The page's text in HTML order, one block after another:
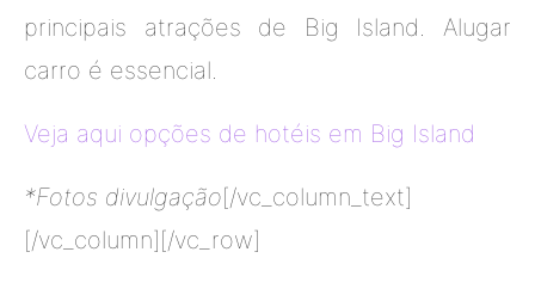
principais atrações de Big Island. Alugar
carro é essencial.
Veja aqui opções de hotéis em Big Island
*Fotos divulgação[/vc_column_text]
[/vc_column][/vc_row]